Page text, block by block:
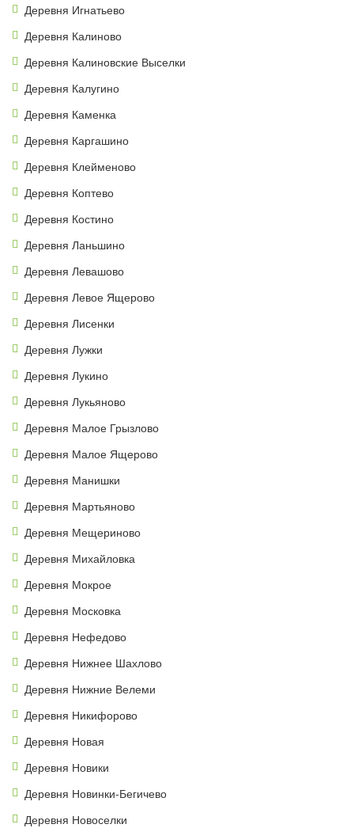
Деревня Игнатьево
Деревня Калиново
Деревня Калиновские Выселки
Деревня Калугино
Деревня Каменка
Деревня Каргашино
Деревня Клейменово
Деревня Коптево
Деревня Костино
Деревня Ланьшино
Деревня Левашово
Деревня Левое Ящерово
Деревня Лисенки
Деревня Лужки
Деревня Лукино
Деревня Лукьяново
Деревня Малое Грызлово
Деревня Малое Ящерово
Деревня Манишки
Деревня Мартьяново
Деревня Мещериново
Деревня Михайловка
Деревня Мокрое
Деревня Московка
Деревня Нефедово
Деревня Нижнее Шахлово
Деревня Нижние Велеми
Деревня Никифорово
Деревня Новая
Деревня Новики
Деревня Новинки-Бегичево
Деревня Новоселки